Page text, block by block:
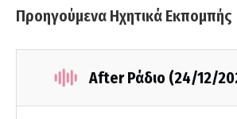
Προηγούμενα Ηχητικά Εκπομπής
After Ράδιο (24/12/